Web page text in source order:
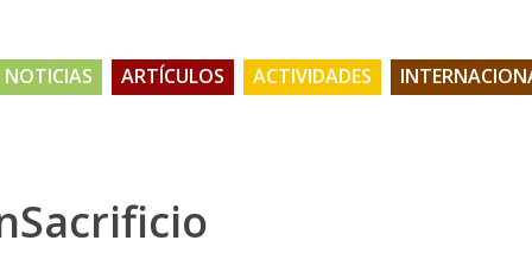
NOTICIAS ARTÍCULOS ACTIVIDADES